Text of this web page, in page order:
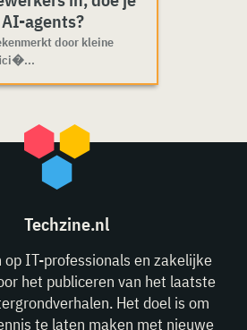
agents?
door kleine
Techzine.nl
op IT-professionals en zakelijke
het publiceren van het laatste
Het doel is om
te laten maken met nieuwe